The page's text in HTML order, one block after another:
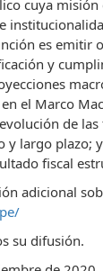
cuya misión
es emitir
y
el Marco
de
y largo plazo;
fiscal
adicional
su difusión.